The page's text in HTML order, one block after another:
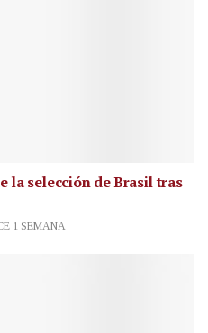
la selección de Brasil tras
1 SEMANA